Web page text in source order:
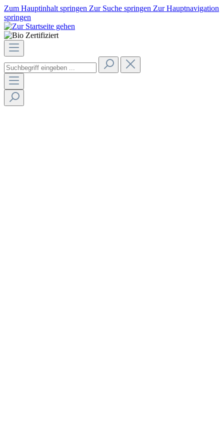
Zum Hauptinhalt springen Zur Suche springen Zur Hauptnavigation
springen